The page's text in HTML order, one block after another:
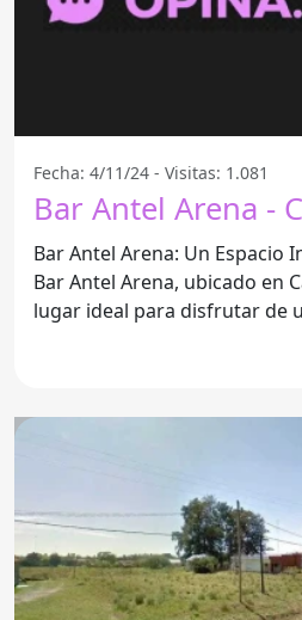
Fecha: 4/11/24 - Visitas: 1.081
Bar Antel Arena -
Bar Antel Arena: Un Espacio
Bar Antel Arena, ubicado en
lugar ideal para disfrutar de